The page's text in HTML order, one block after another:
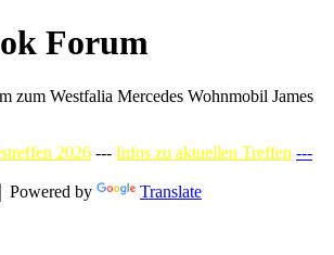
Forum
zum Westfalia Mercedes Wohnmobil James
2026 --- Infos zu aktuellen Treffen ---
Powered by
Translate